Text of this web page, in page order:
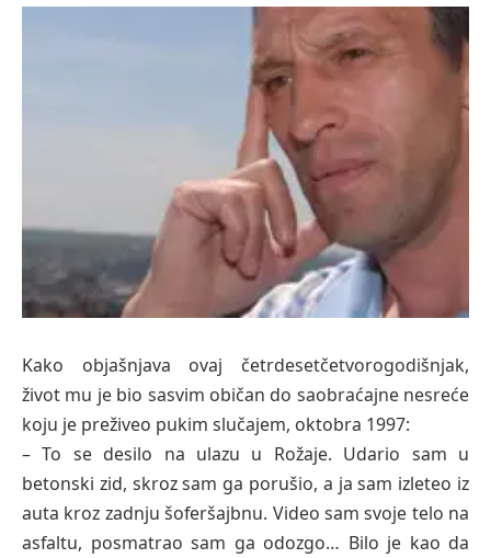
Kako objašnjava ovaj četrdesetčetvorogodišnjak,
život mu je bio sasvim običan do saobraćajne nesreće
koju je preživeo pukim slučajem, oktobra 1997:
– To se desilo na ulazu u Rožaje. Udario sam u
betonski zid, skroz sam ga porušio, a ja sam izleteo iz
auta kroz zadnju šoferšajbnu. Video sam svoje telo na
asfaltu, posmatrao sam ga odozgo… Bilo je kao da